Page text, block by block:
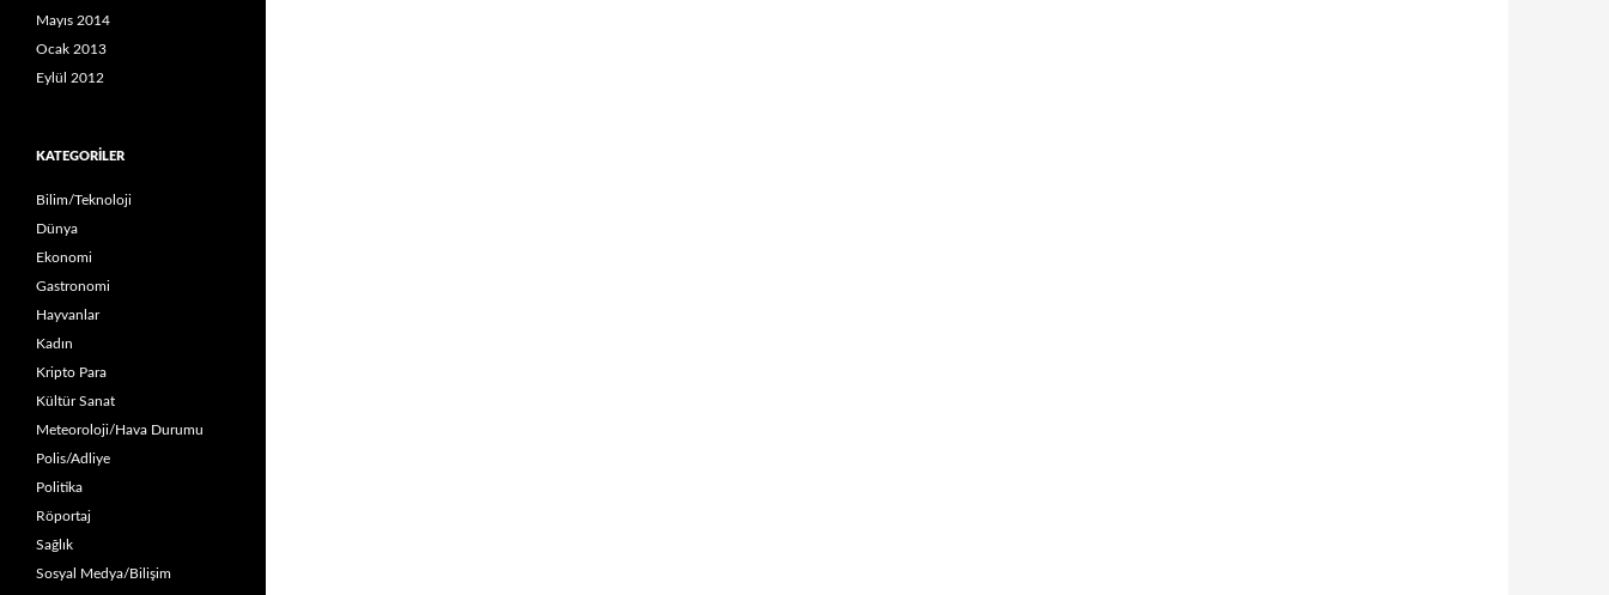
Mayıs 2014
Ocak 2013
Eylül 2012
KATEGORILER
Bilim/Teknoloji
Dünya
Ekonomi
Gastronomi
Hayvanlar
Kadın
Kripto Para
Kültür Sanat
Meteoroloji/Hava Durumu
Polis/Adliye
Politika
Röportaj
Sağlık
Sosyal Medya/Bilişim